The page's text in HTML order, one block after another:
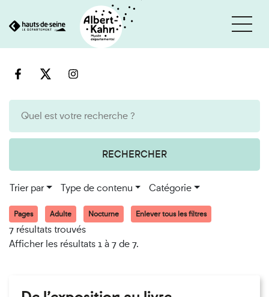
au
RECHERCHER
Trier par Type de contenu Catégorie
Pages Adulte Nocturne Enlever tous les filtres
7 résultats trouvés
Afficher les résultats 1 à 7 de 7.
Cookies et traceurs utilisés sur ce site